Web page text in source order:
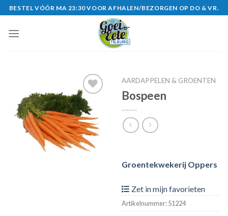
Skip
to
content
BESTEL VÓÓR MA 23:30 VOOR AFHALEN/BEZORGEN OP DO & VR.
Zet in
mijn
favorieten
AARDAPPELEN & GROENTEN
Bospeen
Groentekwekerij Oppers
Zet in mijn favorieten
Artikelnummer:51224